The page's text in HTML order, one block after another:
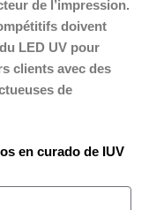
de l’impression.
doivent
LED UV pour
clients avec des
de
en curado de IUV